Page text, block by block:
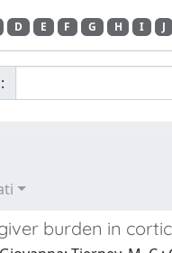
D E F G H I J
burden in